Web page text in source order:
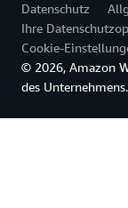
Datenschutz
Ihre
Cookie-
© 2026, Amazon
des